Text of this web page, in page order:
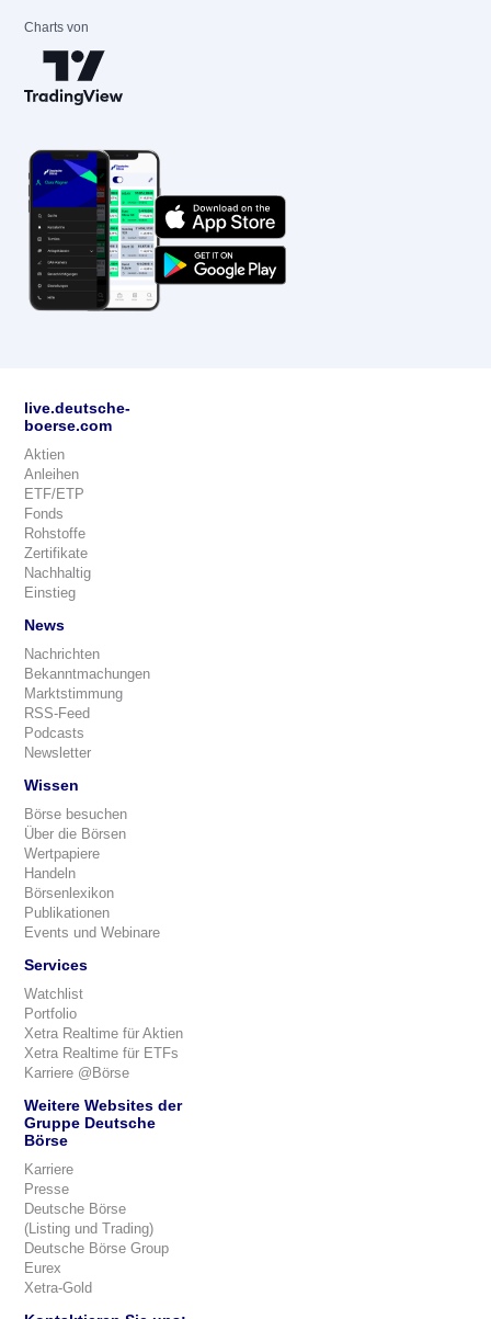
Charts von
live.deutsche-
boerse.com
Aktien
Anleihen
ETF/ETP
Fonds
Rohstoffe
Zertifikate
Nachhaltig
Einstieg
News
Nachrichten
Bekanntmachungen
Marktstimmung
RSS-Feed
Podcasts
Newsletter
Wissen
Börse besuchen
Über die Börsen
Wertpapiere
Handeln
Börsenlexikon
Publikationen
Events und Webinare
Services
Watchlist
Portfolio
Xetra Realtime für Aktien
Xetra Realtime für ETFs
Karriere @Börse
Weitere Websites der
Gruppe Deutsche
Börse
Karriere
Presse
Deutsche Börse
(Listing und Trading)
Deutsche Börse Group
Eurex
Xetra-Gold